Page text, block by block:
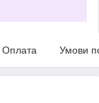
Оплата Умови